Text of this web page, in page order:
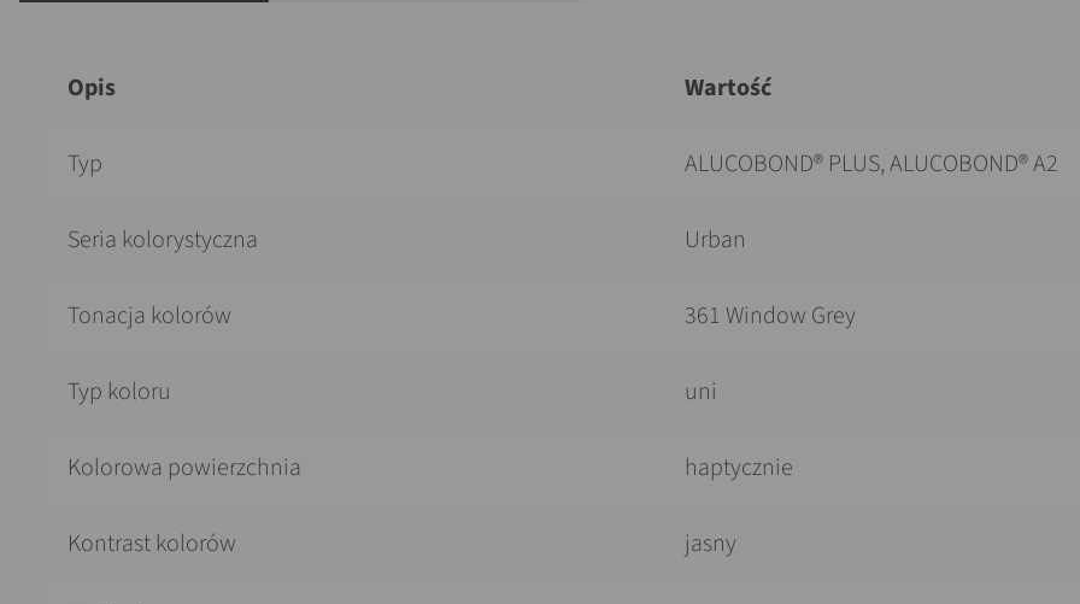
Opis Wartość
Typ ALUCOBOND® PLUS, ALUCOBOND® A2
Seria kolorystyczna Urban
Tonacja kolorów 361 Window Grey
Typ koloru uni
Kolorowa powierzchnia haptycznie
Kontrast kolorów jasny